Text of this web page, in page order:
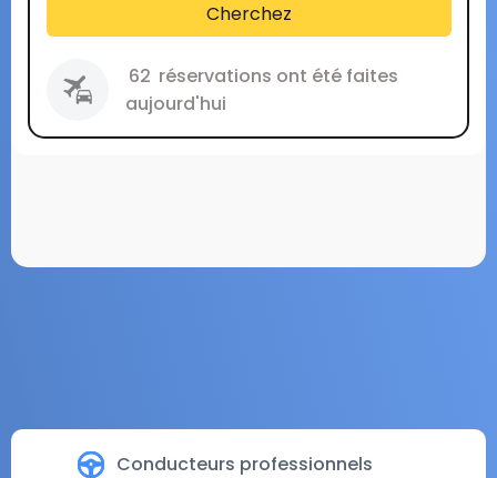
Conducteurs professionnels
Cherchez
62 réservations ont été faites
aujourd'hui